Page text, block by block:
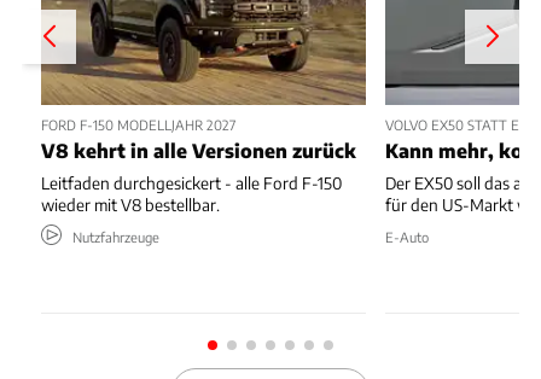
FORD F-150 MODELLJAHR 2027
V8 kehrt in alle Versionen zurück
Leitfaden durchgesickert - alle Ford F-150
wieder mit V8 bestellbar.
Nutzfahrzeuge
VOLVO EX50 STATT
Kann mehr,
Der EX50 soll das ab
für den US-Markt
E-Auto